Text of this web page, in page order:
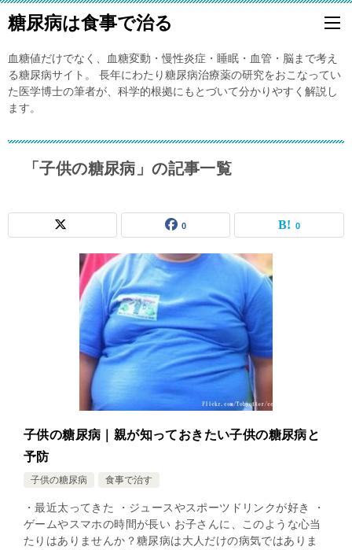
糖尿病は食事で治る
血糖値だけでなく、血糖変動・慢性炎症・睡眠・血管・脳まで考え
る糖尿病サイト。 長年にわたり糖尿病治療薬の研究をおこなってい
た医学博士の筆者が、科学的根拠にもとづいて分かりやすく解説し
ます。
「子供の糖尿病」の記事一覧
0 0
子供の糖尿病｜親が知っておきたい子供の糖尿病と
予防
子供の糖尿病 食事で治す
・最近太ってきた ・ジュースやスポーツドリンクが好き ・
ゲームやスマホの時間が長い お子さんに、このような心当
たりはありませんか？糖尿病は大人だけの病気ではありま